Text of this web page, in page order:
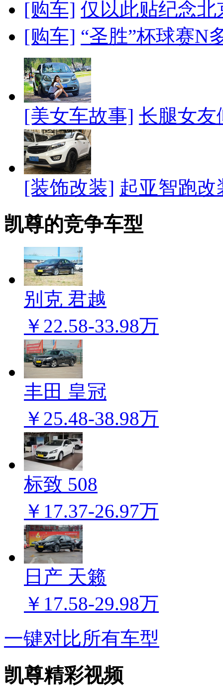
[购车] 仅以此贴纪念
[购车] “圣胜”杯球赛N
[美女车故事] 长腿女友
[装饰改装] 起亚智跑
凯尊的竞争车型
别克 君越
￥22.58-33.98万
丰田 皇冠
￥25.48-38.98万
标致 508
￥17.37-26.97万
日产 天籁
￥17.58-29.98万
一键对比所有车型
凯尊精彩视频